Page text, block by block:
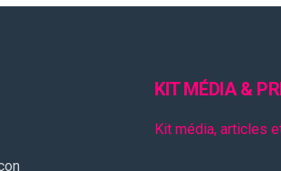
KIT MÉDIA &
Kit média, articles